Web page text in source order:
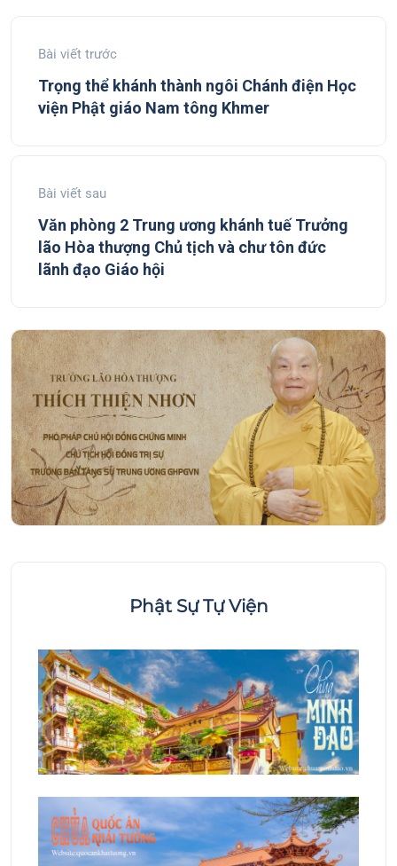
Bài viết trước
Trọng thể khánh thành ngôi Chánh điện Học
viện Phật giáo Nam tông Khmer
Bài viết sau
Văn phòng 2 Trung ương khánh tuế Trưởng
lão Hòa thượng Chủ tịch và chư tôn đức
lãnh đạo Giáo hội
Phật Sự Tự Viện